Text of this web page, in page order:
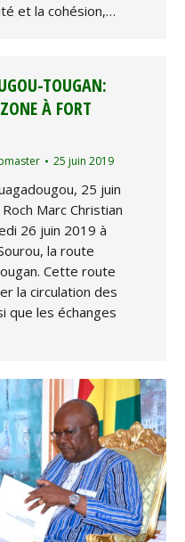
et la cohésion,…
TOUGAN:
À FORT
25 juin 2019
25 juin
Marc Christian
26 juin 2019 à
la route
Cette route
la circulation des
que les échanges